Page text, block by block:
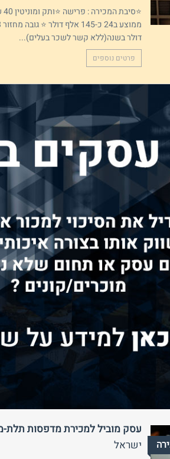
דולר בשנה(ללא קשר לשכר בעלים)...
פרטים נוספים
עסק מוביל למכירת מדפסות תלת-
ישראל